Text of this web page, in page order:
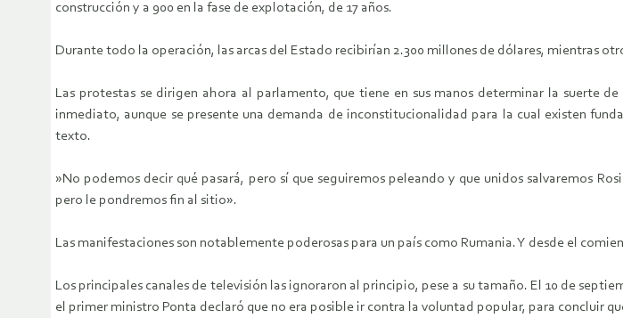
construcción y a 900 en la fase de explotación, de 17 años.
Durante todo la operación, las arcas del Estado recibirían 2.300 millones de dólares, mientras
Las protestas se dirigen ahora al parlamento, que tiene en sus manos determinar la suerte
inmediato, aunque se presente una demanda de inconstitucionalidad para la cual existen
texto.
»No podemos decir qué pasará, pero sí que seguiremos peleando y que unidos salvaremos
pero le pondremos fin al sitio».
Las manifestaciones son notablemente poderosas para un país como Rumania. Y desde el
Los principales canales de televisión las ignoraron al principio, pese a su tamaño. El 10 de
el primer ministro Ponta declaró que no era posible ir contra la voluntad popular, para concluir